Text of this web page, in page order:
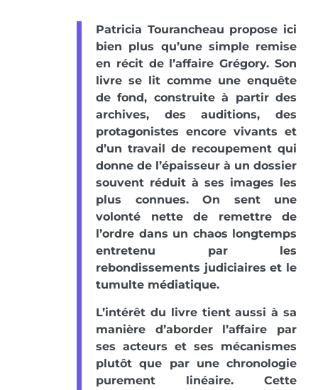
Patricia Tourancheau propose ici
bien plus qu’une simple remise
en récit de l’affaire Grégory. Son
livre se lit comme une enquête
de fond, construite à partir des
archives, des auditions, des
protagonistes encore vivants et
d’un travail de recoupement qui
donne de l’épaisseur à un dossier
souvent réduit à ses images les
plus connues. On sent une
volonté nette de remettre de
l’ordre dans un chaos longtemps
entretenu par les
rebondissements judiciaires et le
tumulte médiatique.
L’intérêt du livre tient aussi à sa
manière d’aborder l’affaire par
ses acteurs et ses mécanismes
plutôt que par une chronologie
purement linéaire. Cette